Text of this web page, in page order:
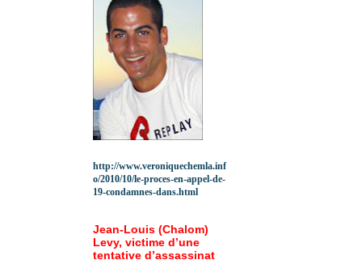
http://www.veroniquechemla.inf
o/2010/10/le-proces-en-appel-de-
19-condamnes-dans.html
Jean-Louis (Chalom)
Levy, victime d’une
tentative d’assassinat